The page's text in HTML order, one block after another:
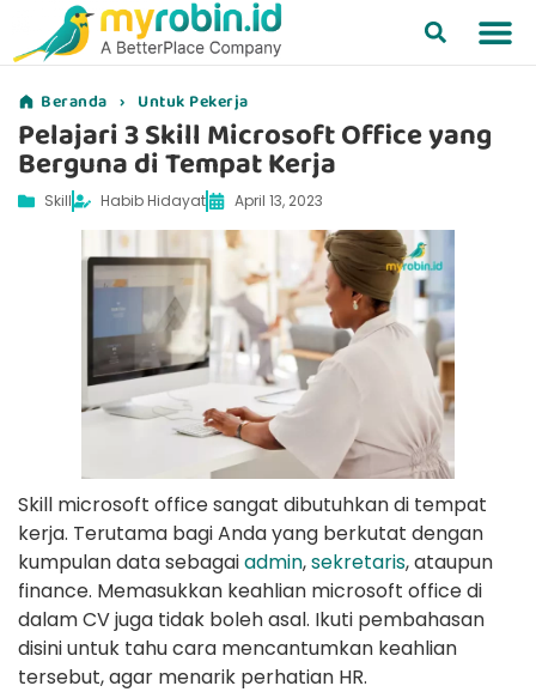
Beranda › Untuk Pekerja
Pelajari 3 Skill Microsoft Office yang
Berguna di Tempat Kerja
Skill Habib Hidayat April 13, 2023
Skill microsoft office sangat dibutuhkan di tempat
kerja. Terutama bagi Anda yang berkutat dengan
kumpulan data sebagaiadmin,sekretaris, ataupun
finance. Memasukkan keahlian microsoft office di
dalam CV juga tidak boleh asal. Ikuti pembahasan
disini untuk tahu cara mencantumkan keahlian
tersebut, agar menarik perhatian HR.